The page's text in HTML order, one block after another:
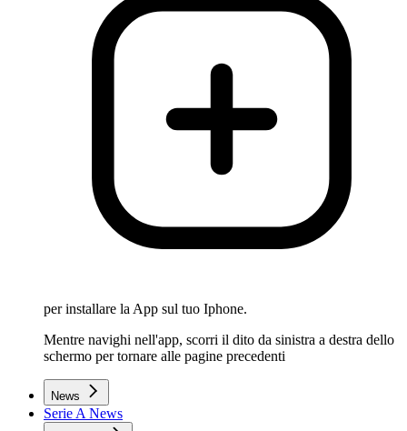
per installare la App sul tuo Iphone.
Mentre navighi nell'app, scorri il dito da sinistra a destra dello
schermo per tornare alle pagine precedenti
News
Serie A News